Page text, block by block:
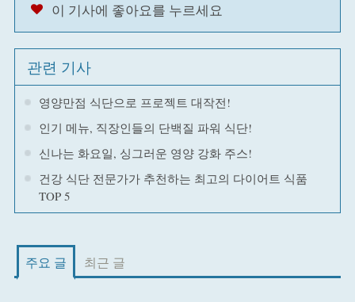
이 기사에 좋아요를 누르세요
관련 기사
영양만점 식단으로 프로젝트 대작전!
인기 메뉴, 직장인들의 단백질 파워 식단!
신나는 화요일, 싱그러운 영양 강화 주스!
건강 식단 전문가가 추천하는 최고의 다이어트 식품
TOP 5
주요 글 최근 글